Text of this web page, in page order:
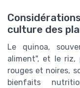
culture des
Le quinoa,
aliment", et le riz,
rouges et noires,
bienfaits